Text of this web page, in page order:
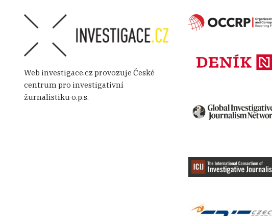
Web investigace.cz provozuje České
centrum pro investigativní
žurnalistiku o.p.s.